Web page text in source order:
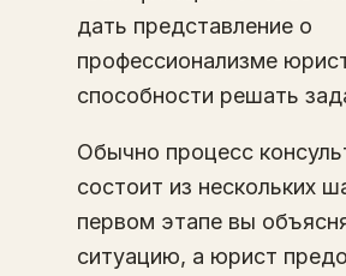
дать представление о
профессионализме
способности решать
Обычно процесс
состоит из нескольких
первом этапе вы
ситуацию, а юрист